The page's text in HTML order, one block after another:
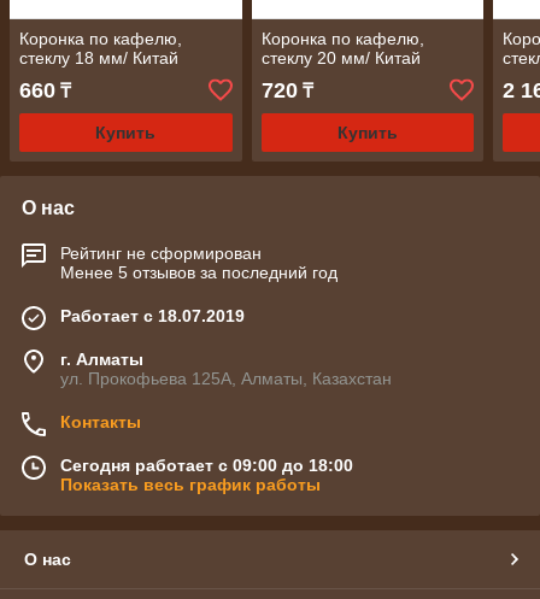
Коронка по кафелю,
стеклу 18 мм/ Китай
660 ₸
Купить
Коронка по кафелю,
стеклу 20 мм/ Китай
720₸
Купить
2
О нас
Рейтинг не сформирован
Менее 5 отзывов за последний год
Работает с 18.07.2019
г. Алматы
ул. Прокофьева 125А, Алматы, Казахстан
Контакты
Сегодня работает с 09:00 до 18:00
Показать весь график работы
О нас